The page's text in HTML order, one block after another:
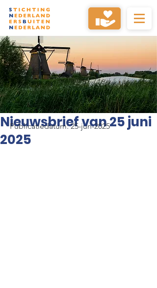
Nieuwsbrief van 25 juni
2025
Publicatiedatum: 25-jun-2025